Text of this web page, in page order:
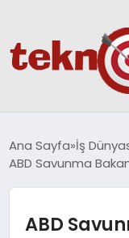
BILIM & TEKNOLOJI
Ana Sayfa İş
ABD Savunma
ABD